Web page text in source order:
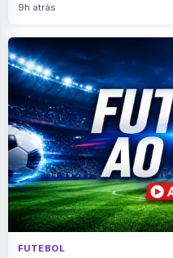
9h atrás
FUTEBOL